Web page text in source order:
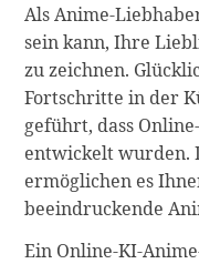
Als Anime-
sein kann, Ihre
zu zeichnen.
Fortschritte in der
geführt, dass
entwickelt wurden.
ermöglichen es
beeindruckende
Ein Online-KI-